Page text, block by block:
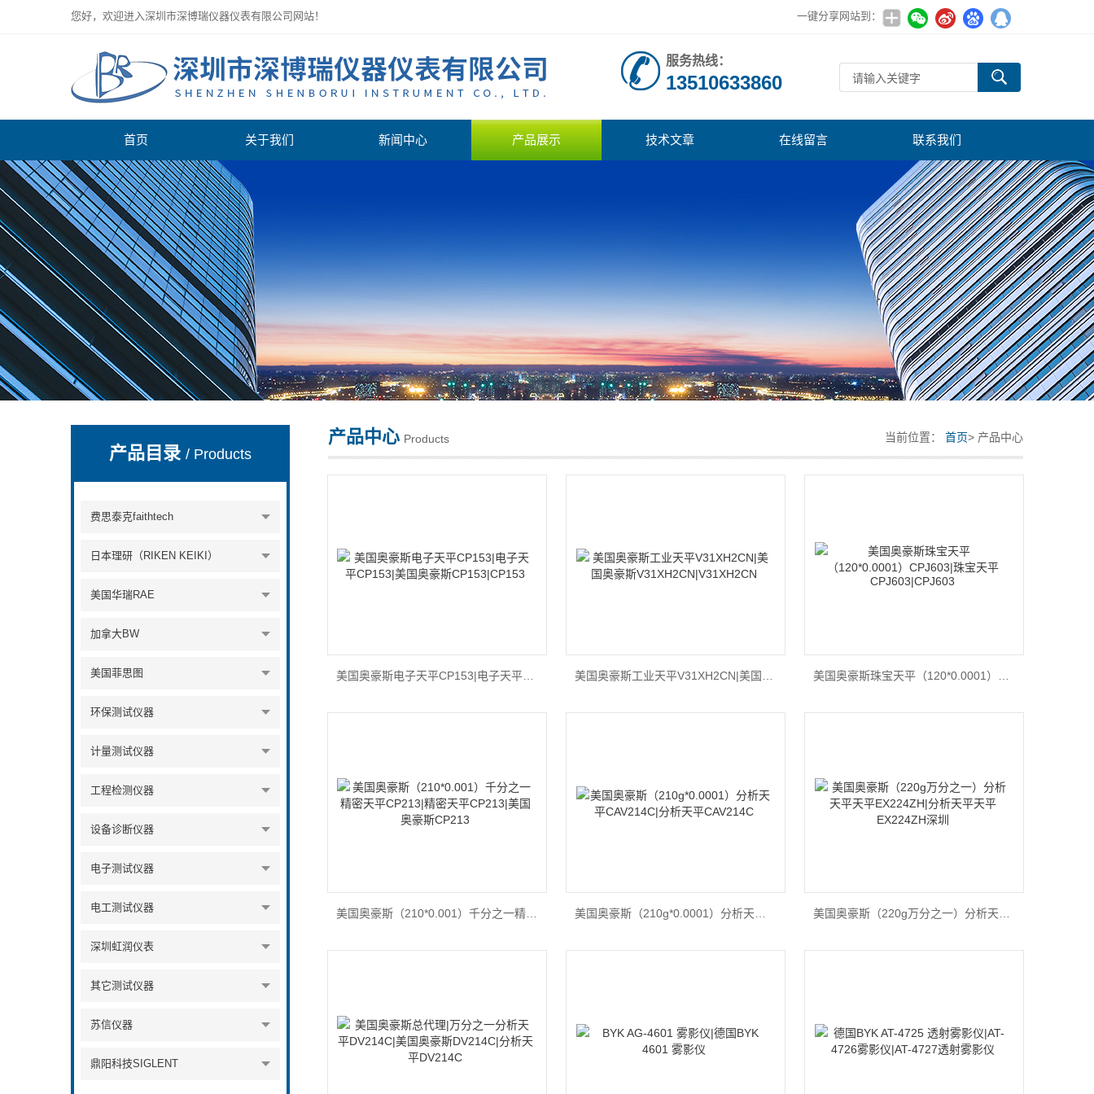
您好，欢迎进入深圳市深博瑞仪器仪表有限公司网站！ 一键分享网站到：
深圳市深博瑞仪器仪表有限公司
服务热线：
13510633860
首页 关于我们 新闻中心 产品展示 技术文章 在线留言 联系我们
产品目录/ Products
费思泰克faithtech
日本理研（RIKEN KEIKI）
美国华瑞RAE
加拿大BW
美国菲思图
环保测试仪器
计量测试仪器
工程检测仪器
设备诊断仪器
电子测试仪器
电工测试仪器
深圳虹润仪表
其它测试仪器
苏信仪器
鼎阳科技SIGLENT
产品中心 Products 当前位置： 首页> 产品中心
美国奥豪斯电子天平CP153|电子天平CP153|美国奥豪斯CP153|CP153
美国奥豪斯（210*0.001）千分之一精密天平CP213|精密天平CP213|美国奥豪斯CP213